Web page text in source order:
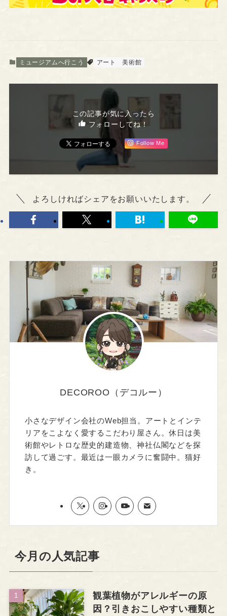
ミュージアムへ行こう アート 美術館
この記事が気に入ったら
フォローしてね！
Follow Me
よろしければシェアをお願いいたします。
DECOROO（デコルー）
小さなデザイン会社のWeb担当。アートとインテ
リアをこよなく愛するこだわり屋さん。休日は美
術館やレトロな歴史的建造物、神社仏閣などを探
訪して過ごす。最近は一眼カメラに奮闘中。猫好
き。
今月の人気記事
観葉植物がアレルギーの原
因？引きおこしやすい種類と